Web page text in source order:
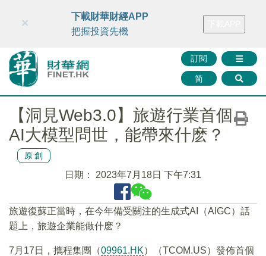
財華智庫網 FINTV FINMETA 財華證券 媒體矩陣
訂閱
简
×
下載財華財經APP
把握投資先機
【洞見Web3.0】旅遊行業首個
AI大模型問世，能帶來什麽？
原創
日期： 2023年7月18日 下午7:31
旅遊復蘇正當時，在今年備受關注的生成式AI（AIGC）話
題上，旅遊企業能做什麽？
7月17日，攜程集團（09961.HK）（TCOM.US）發佈首個